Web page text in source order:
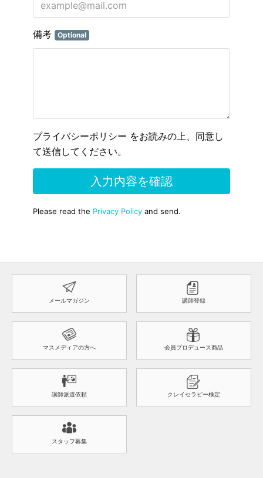
メールマガジン 講師登録
マスメディアの方へ 会員プロデュース商品
講師派遣依頼 クレイセラピー検定
スタッフ募集